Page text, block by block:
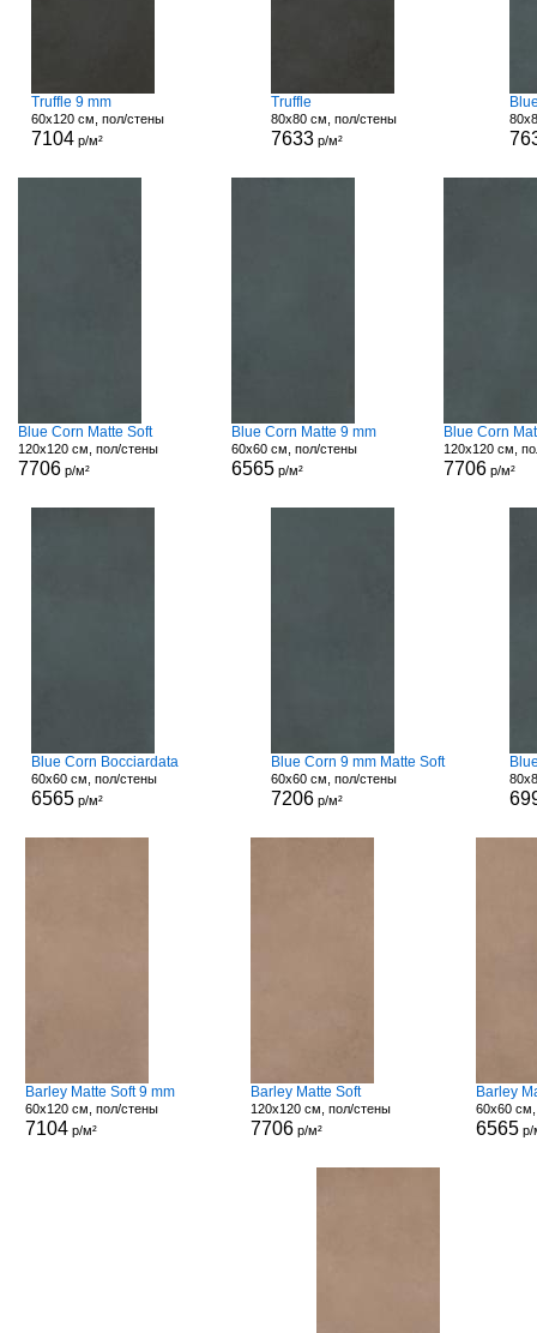
Truffle 9 mm
60x120 см, пол/стены
7104 р/м²
Truffle
80x80 см, пол/стены
7633р/м²
Blue Corn Matte Soft
120x120 см, пол/стены
7706 р/м²
Blue Corn Matte 9 mm
60x60 см, пол/стены
6565р/м²
Blue Corn
120x120 см,
7706р/м²
Blue Corn Bocciardata
60x60 см, пол/стены
6565 р/м²
Blue Corn 9 mm Matte Soft
60x60 см, пол/стены
7206р/м²
Barley Matte Soft 9 mm
60x120 см, пол/стены
7104р/м²
Barley Matte Soft
120x120 см, пол/стены
7706 р/м²
Barley
60x60
6565 р/